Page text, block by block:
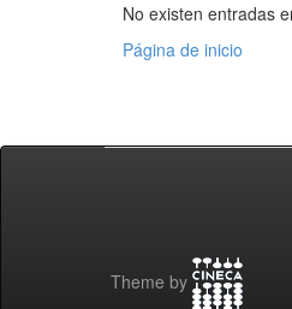
No existen entradas
Página de inicio
Theme by